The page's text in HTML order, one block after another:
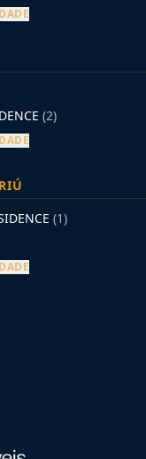
(2)
(1)